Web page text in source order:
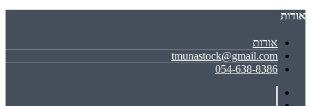
אודות
אודות
tmunastock@gmail.com
054-638-8386